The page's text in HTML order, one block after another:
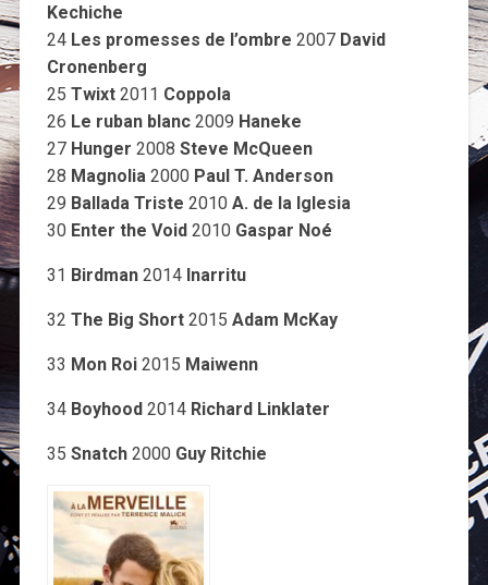
Kechiche
24 Les promesses de l’ombre 2007 David
Cronenberg
25 Twixt2011 Coppola
26 Le ruban blanc2009 Haneke
27 Hunger 2008 Steve McQueen
28 Magnolia 2000 Paul T. Anderson
29 Ballada Triste 2010 A. de la Iglesia
30 Enter the Void2010 Gaspar Noé
31 Birdman2014 Inarritu
32 The Big Short2015 Adam McKay
33 Mon Roi2015 Maiwenn
34 Boyhood2014 Richard Linklater
35 Snatch2000 Guy Ritchie